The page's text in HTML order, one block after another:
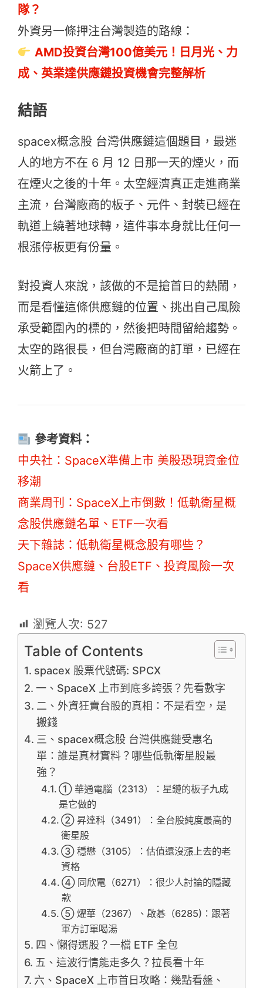
隊？
外資另一條押注台灣製造的路線：
AMD投資台灣100億美元！日月光、力
成、英業達供應鏈投資機會完整解析
結語
spacex概念股 台灣供應鏈這個題目，最迷
人的地方不在 6 月 12 日那一天的煙火，而
在煙火之後的十年。太空經濟真正走進商業
主流，台灣廠商的板子、元件、封裝已經在
軌道上繞著地球轉，這件事本身就比任何一
根漲停板更有份量。
對投資人來說，該做的不是搶首日的熱鬧，
而是看懂這條供應鏈的位置、挑出自己風險
承受範圍內的標的，然後把時間留給趨勢。
太空的路很長，但台灣廠商的訂單，已經在
火箭上了。
參考資料：
中央社：SpaceX準備上市 美股恐現資金位
移潮
商業周刊：SpaceX上市倒數！低軌衛星概
念股供應鏈名單、ETF一次看
天下雜誌：低軌衛星概念股有哪些？
SpaceX供應鏈、台股ETF、投資風險一次
看
瀏覽人次: 527
Table of Contents
spacex 股票代號碼: SPCX
一、SpaceX 上市到底多誇張？先看數字
二、外資狂賣台股的真相：不是看空，是
搬錢
三、spacex概念股 台灣供應鏈受惠名
單：誰是真材實料？哪些低軌衛星股最
強？
① 華通電腦（2313）：星鏈的板子九成
是它做的
② 昇達科（3491）：全台股純度最高的
衛星股
③ 穩懋（3105）：估值還沒漲上去的老
資格
④ 同欣電（6271）：很少人討論的隱藏
款
⑤ 燿華（2367）、啟碁（6285)：跟著
軍方訂單喝湯
四、懶得選股？一檔 ETF 全包
五、這波行情能走多久？拉長看十年
六、SpaceX 上市首日攻略：幾點看盤、